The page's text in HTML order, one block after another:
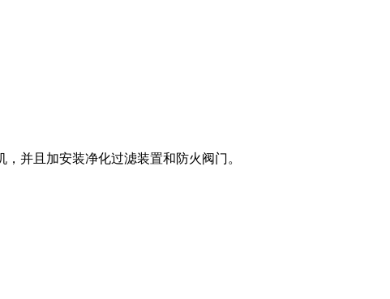
并且加安装净化过滤装置和防火阀门。